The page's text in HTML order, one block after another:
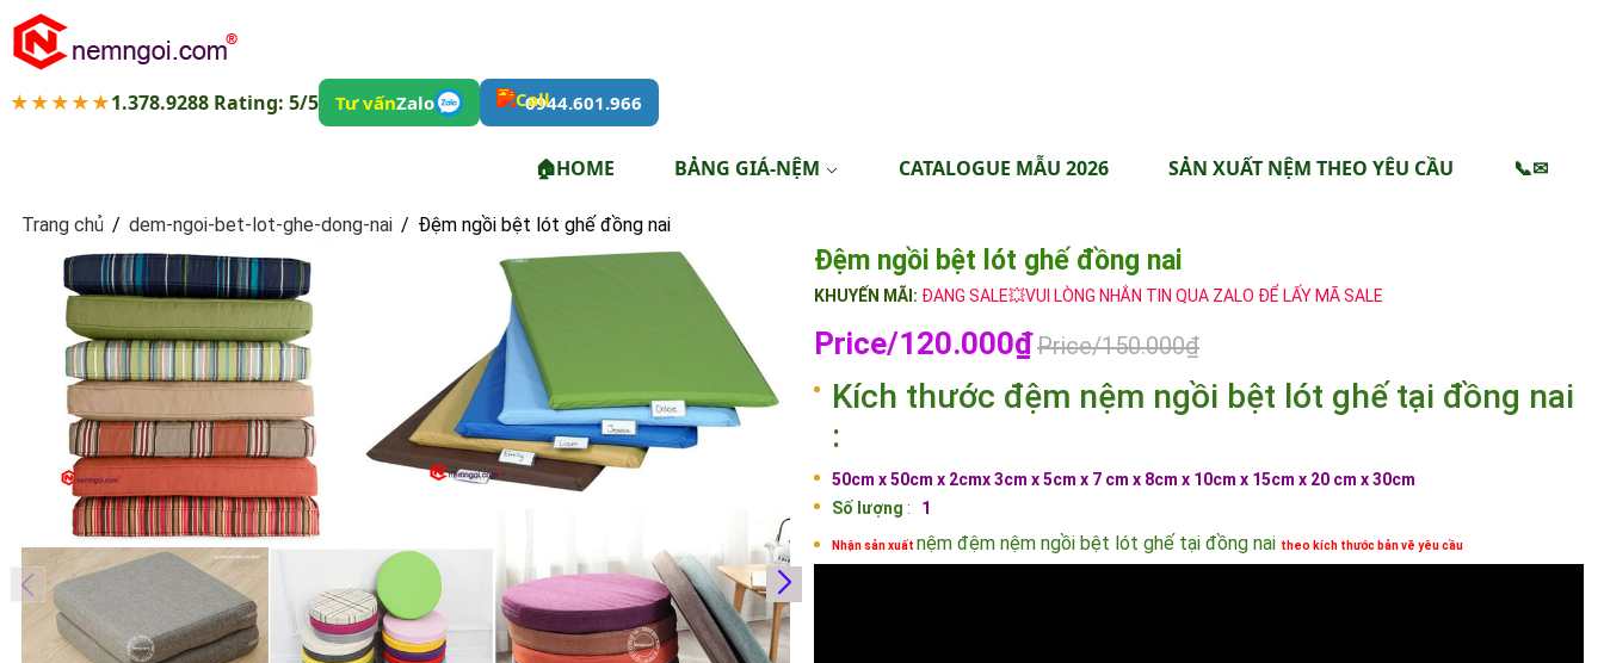
★★★★★1.378.9288 Rating: 5/5 Tư vấnZalo 0944.601.966
🏠HOME BẢNG GIÁ-NỆM CATALOGUE MẪU 2026 SẢN XUẤT NỆM THEO YÊU CẦU 📞✉
Trang chủ / dem-ngoi-bet-lot-ghe-dong-nai / Đệm ngồi bệt lót ghế đồng nai
Đệm ngồi bệt lót ghế đồng nai
KHUYẾN MÃI: ĐANG SALE💥VUI LÒNG NHẮN TIN QUA ZALO ĐỂ LẤY MÃ SALE
Price/120.000₫Price/150.000₫
Kích thước đệm nệm ngồi bệt lót ghế tại đồng nai
:
50cm x 50cm x 2cmx 3cm x5cm x 7 cm x 8cm x 10cm x 15cm x 20 cm x 30cm
Số lượng : 1
Nhận sản xuất nệm đệm nệm ngồi bệt lót ghế tại đồng nai theo kích thước bản vẽ yêu cầu